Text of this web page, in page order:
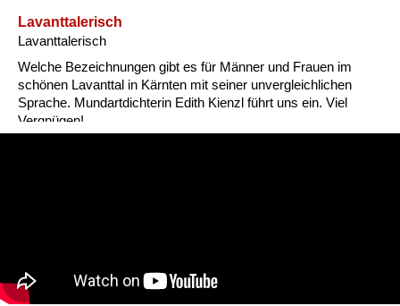
Lavanttalerisch
Lavanttalerisch
Welche Bezeichnungen gibt es für Männer und Frauen im
schönen Lavanttal in Kärnten mit seiner unvergleichlichen
Sprache. Mundartdichterin Edith Kienzl führt uns ein. Viel
Vergnügen!